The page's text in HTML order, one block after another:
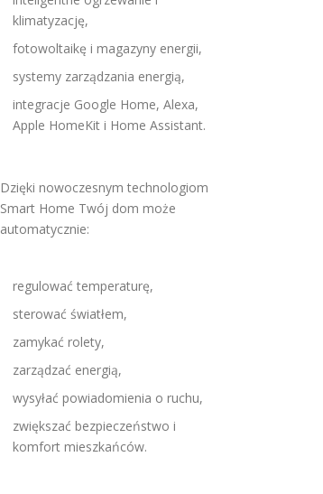
klimatyzację,
fotowoltaikę i magazyny energii,
systemy zarządzania energią,
integracje Google Home, Alexa,
Apple HomeKit i Home Assistant.
Dzięki nowoczesnym technologiom
Smart Home Twój dom może
automatycznie:
regulować temperaturę,
sterować światłem,
zamykać rolety,
zarządzać energią,
wysyłać powiadomienia o ruchu,
zwiększać bezpieczeństwo i
komfort mieszkańców.